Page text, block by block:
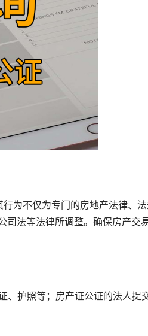
为不仅为专门的房地产法律、
司法等法律所调整。确保房产交
护照等；房产证公证的法人提